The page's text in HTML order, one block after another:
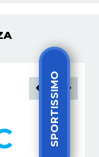
SPORTISSIMO